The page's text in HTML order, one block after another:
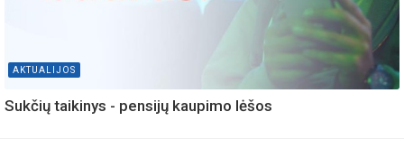
AKTUALIJOS
Sukčių taikinys - pensijų kaupimo lėšos